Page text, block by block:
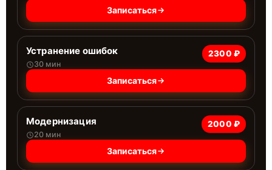
Записаться
Устранение ошибок
30 мин
2300 ₽
Записаться
Модернизация
20 мин
2000 ₽
Записаться